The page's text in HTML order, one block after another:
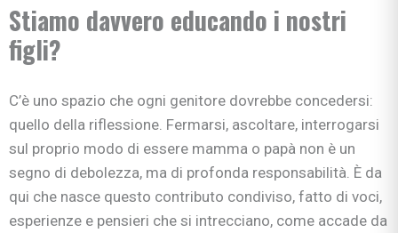
Stiamo davvero educando i nostri
figli?
C’è uno spazio che ogni genitore dovrebbe concedersi:
quello della riflessione. Fermarsi, ascoltare, interrogarsi
sul proprio modo di essere mamma o papà non è un
segno di debolezza, ma di profonda responsabilità. È da
qui che nasce questo contributo condiviso, fatto di voci,
esperienze e pensieri che si intrecciano, come accade da